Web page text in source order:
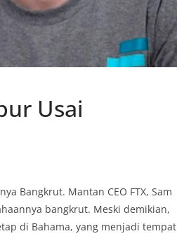
Usai
Bangkrut. Mantan CEO FTX, Sam
bangkrut. Meski demikian,
di Bahama, yang menjadi tempat